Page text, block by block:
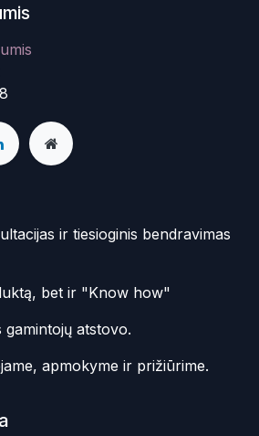
ir tiesioginis bendravimas
bet ir "Know how"
atstovo.
apmokyme ir prižiūrime.